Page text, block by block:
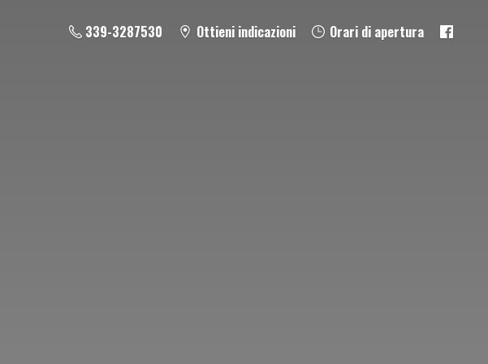
339-3287530 Ottieni indicazioni Orari di apertura